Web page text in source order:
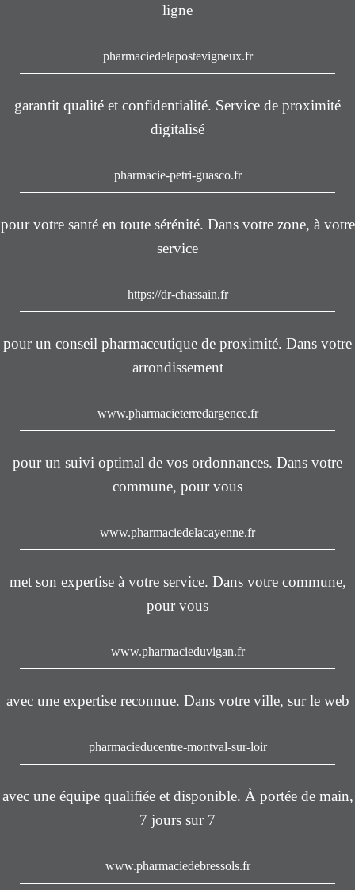
ligne
pharmaciedelapostevigneux.fr
garantit qualité et confidentialité. Service de proximité
digitalisé
pharmacie-petri-guasco.fr
pour votre santé en toute sérénité. Dans votre zone, à votre
service
https://dr-chassain.fr
pour un conseil pharmaceutique de proximité. Dans votre
arrondissement
www.pharmacieterredargence.fr
pour un suivi optimal de vos ordonnances. Dans votre
commune, pour vous
www.pharmaciedelacayenne.fr
met son expertise à votre service. Dans votre commune,
pour vous
www.pharmacieduvigan.fr
avec une expertise reconnue. Dans votre ville, sur le web
pharmacieducentre-montval-sur-loir
avec une équipe qualifiée et disponible. À portée de main,
7 jours sur 7
www.pharmaciedebressols.fr